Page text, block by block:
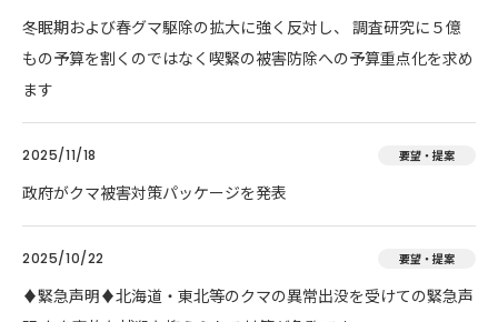
冬眠期および春グマ駆除の拡大に強く反対し、 調査研究に５億
もの予算を割くのではなく喫緊の被害防除への予算重点化を求め
ます
2025/11/18 要望・提案
政府がクマ被害対策パッケージを発表
2025/10/22 要望・提案
♦️緊急声明♦️北海道・東北等のクマの異常出没を受けての緊急声